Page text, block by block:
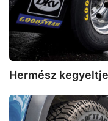
Hermész
Goodyear
újdonságok: